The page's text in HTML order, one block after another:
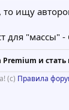
то ищу
для "массы" -
и стать
(с) Правила